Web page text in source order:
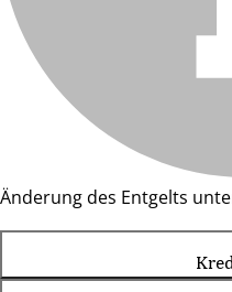
Änderung des Entgelts